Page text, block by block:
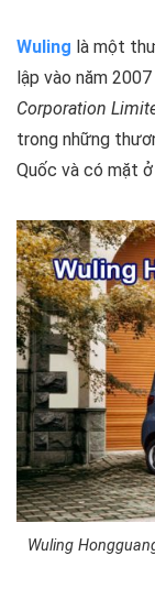
Wuling là một
lập vào năm
Corporation
trong những
Quốc và có mặt
Wuling